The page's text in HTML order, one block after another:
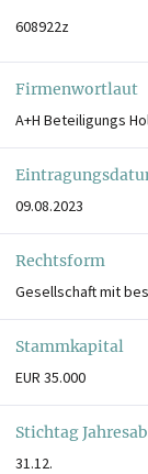
608922z
Firmenwortlaut
A+H Beteiligungs
09.08.2023
Rechtsform
Gesellschaft mit
Stammkapital
EUR 35.000
Stichtag
31.12.